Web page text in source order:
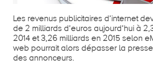
Les revenus publicitaires d’internet
de 2 milliards d’euros aujourd’hui à
2014 et 3,26 milliards en 2015 selon
web pourrait alors dépasser la
des annonceurs.